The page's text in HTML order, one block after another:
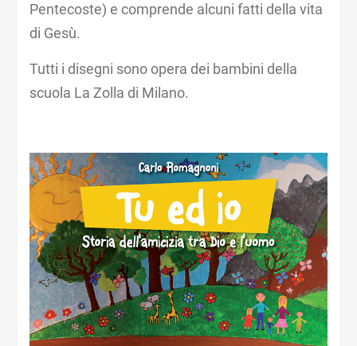
Pentecoste) e comprende alcuni fatti della vita
di Gesù. ​
Tutti i disegni sono opera dei bambini della
scuola La Zolla di Milano.​